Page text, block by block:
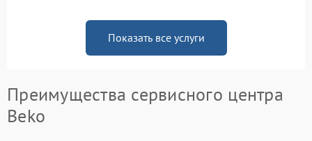
Показать все услуги
Преимущества сервисного центра
Beko